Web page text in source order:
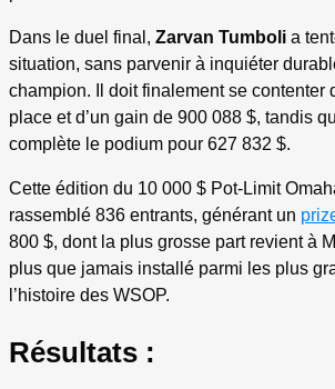
Dans le duel final, Zarvan Tumboli a
situation, sans parvenir à inquiéter
champion. Il doit finalement se contenter
place et d’un gain de 900 088 $, tandis
complète le podium pour 627 832 $.
Cette édition du 10 000 $ Pot-Limit
rassemblé 836 entrants, générant un
800 $, dont la plus grosse part revient à
plus que jamais installé parmi les plus
l’histoire des WSOP.
Résultats :